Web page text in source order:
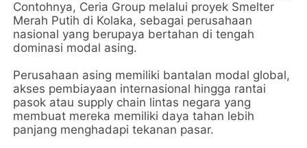
Contohnya, Ceria Group melalui proyek Smelter
Merah Putih di Kolaka, sebagai perusahaan
nasional yang berupaya bertahan di tengah
dominasi modal asing.
Perusahaan asing memiliki bantalan modal global,
akses pembiayaan internasional hingga rantai
pasok atau supply chain lintas negara yang
membuat mereka memiliki daya tahan lebih
panjang menghadapi tekanan pasar.